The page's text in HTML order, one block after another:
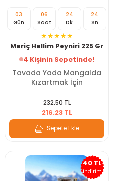
03
Gün
06
Saat
24
Dk
22
Sn
Meriç Hellim Peyniri 225 Gr
4 Kişinin Sepetinde!
Tavada Yada Mangalda
Kızartmak İçin
232.50 TL
216.23 TL
Sepete Ekle
40 TL
indirim